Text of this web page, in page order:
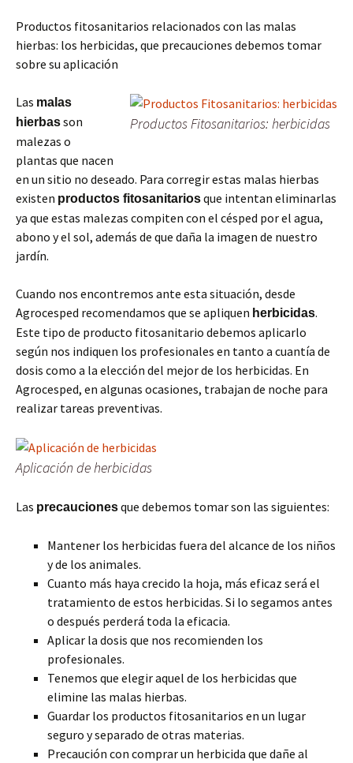
Productos fitosanitarios relacionados con las malas
hierbas: los herbicidas, que precauciones debemos tomar
sobre su aplicación
Productos Fitosanitarios: herbicidas
Las malas
hierbasson
malezas o
plantas que nacen
en un sitio no deseado. Para corregir estas malas hierbas
existen productos fitosanitariosque intentan eliminarlas
ya que estas malezas compiten con el césped por el agua,
abono y el sol, además de que daña la imagen de nuestro
jardín.
Cuando nos encontremos ante esta situación, desde
Agrocesped recomendamos que se apliquen herbicidas.
Este tipo de producto fitosanitario debemos aplicarlo
según nos indiquen los profesionales en tanto a cuantía de
dosis como a la elección del mejor de los herbicidas. En
Agrocesped, en algunas ocasiones, trabajan de noche para
realizar tareas preventivas.
Aplicación de herbicidas
Las precaucionesque debemos tomar son las siguientes:
Mantener los herbicidas fuera del alcance de los niños
y de los animales.
Cuanto más haya crecido la hoja, más eficaz será el
tratamiento de estos herbicidas. Si lo segamos antes
o después perderá toda la eficacia.
Aplicar la dosis que nos recomienden los
profesionales.
Tenemos que elegir aquel de los herbicidas que
elimine las malas hierbas.
Guardar los productos fitosanitarios en un lugar
seguro y separado de otras materias.
Precaución con comprar un herbicida que dañe al